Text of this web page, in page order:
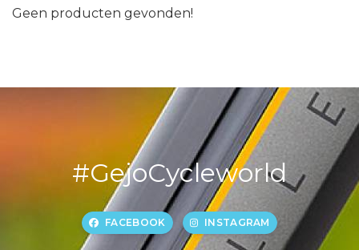
Geen producten gevonden!
#GejoCycleworld
FACEBOOK INSTAGRAM